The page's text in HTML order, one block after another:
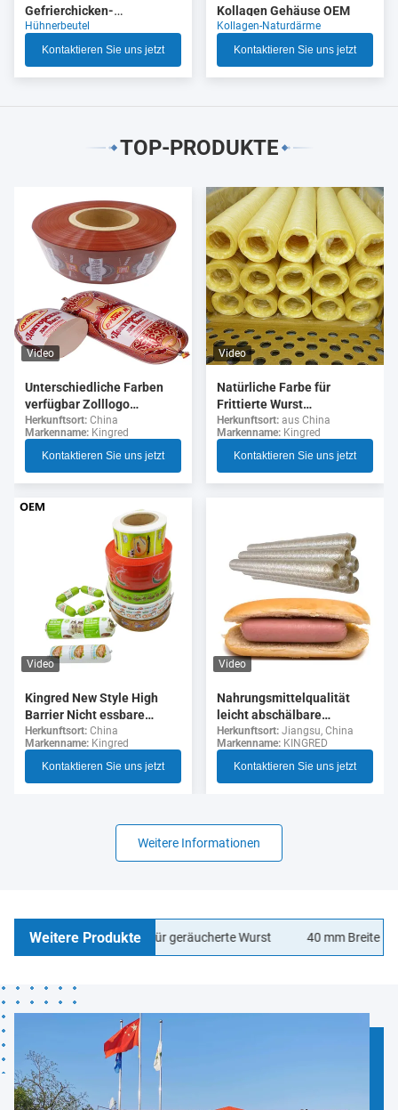
Gefrierchicken-
Verpackungen mit hoher
Schrumpfung
Hühnerbeutel
Kontaktieren Sie uns jetzt
Kollagen Gehäuse OEM
Kollagen-Naturdärme
Kontaktieren Sie uns jetzt
TOP-PRODUKTE
Video
Unterschiedliche Farben
verfügbar Zolllogo
Flexographie Druck 5
Schichten Wurst Gehäuse
für Wurst
Herkunftsort: China
Markenname: Kingred
Kontaktieren Sie uns jetzt
Video
Natürliche Farbe für
Frittierte Wurst
Kollagenhülsen
Herkunftsort: aus China
Markenname: Kingred
Kontaktieren Sie uns jetzt
Video
Kingred New Style High
Barrier Nicht essbare
Polyamid Wurst Gehäuse
Lebensmittelqualität
Herkunftsort: China
Markenname: Kingred
Kontaktieren Sie uns jetzt
Video
Nahrungsmittelqualität
leicht abschälbare
durchsichtige Zellulose-
Wurst-Hülle für Hotdogs
Herkunftsort: Jiangsu, China
Markenname: KINGRED
Kontaktieren Sie uns jetzt
Weitere Informationen
Weitere Produkte
Wurstgehäuse für geräucherte Wurst 40 mm Breite LOGO